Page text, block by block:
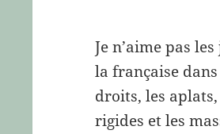
Je n’aime pas
la française
droits, les
rigides et les